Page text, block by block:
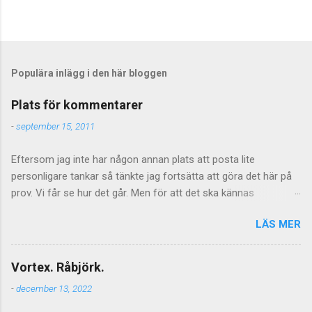
Populära inlägg i den här bloggen
Plats för kommentarer
-september 15, 2011
Eftersom jag inte har någon annan plats att posta lite
personligare tankar så tänkte jag fortsätta att göra det här på
prov. Vi får se hur det går. Men för att det ska kännas
ha något litet med saken att göra. Vilket föranleder mig att
tillfälligtvis stänga av kommentarerna för de mer personliga
inläggen. Jag vill inte stänga av kommentarer helt och hållet
eftersom jag tycker att de är givande som helhet och även om
tongångarna ibland blir hårda så kan de ge upphov till mycket
LÄS MER
Vortex. Råbjörk.
-december 13, 2022